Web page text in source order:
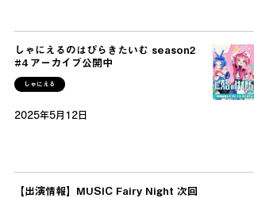
しゃにえるのはぴらきたいむ season2
#4 アーカイブ公開中
しゃにえる
2025年5月12日
【出演情報】MUSIC Fairy Night 次回